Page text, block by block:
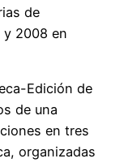
de
y 2008 en
Edición de
de una
en tres
organizadas